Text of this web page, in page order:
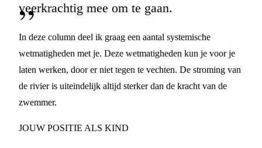
veerkrachtig mee om te gaan.
In deze column deel ik graag een aantal systemische
wetmatigheden met je. Deze wetmatigheden kun je voor je
laten werken, door er niet tegen te vechten. De stroming van
de rivier is uiteindelijk altijd sterker dan de kracht van de
zwemmer.
JOUW POSITIE ALS KIND